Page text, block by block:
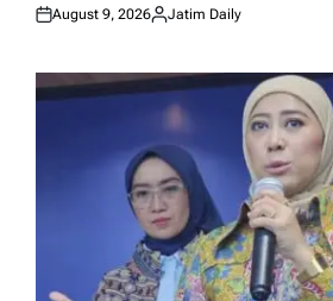
Posted
August 9, 2026
Posted
Jatim Daily